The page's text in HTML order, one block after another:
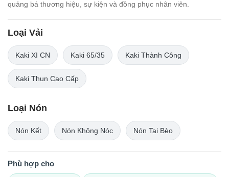
quảng bá thương hiệu, sự kiện và đồng phục nhân viên.
Loại Vải
Kaki XI CN Kaki 65/35 Kaki Thành Công
Kaki Thun Cao Cấp
Loại Nón
Nón Kết Nón Không Nóc Nón Tai Bèo
Phù hợp cho